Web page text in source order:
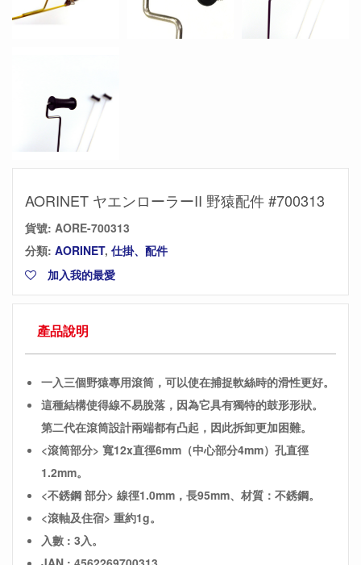
AORINET ヤエンローラーII 野猿配件 #700313
貨號: AORE-700313
分類: AORINET, 仕掛、配件
加入我的最愛
產品說明
一入三個野猿專用滾筒，可以使在捕捉軟絲時的滑性更好。
這種結構使得線不易脫落，因為它具有獨特的鼓形形狀。
第二代在滾筒設計兩端都有凸起，因此拆卸更加困難。
<滾筒部分> 寬12x直徑6mm（中心部分4mm） 孔直徑
1.2mm。
<不銹鋼 部分> 線徑1.0mm，長95mm、 材質：不銹鋼。
<滾軸及住宿> 重約1g。
入數 : 3入。